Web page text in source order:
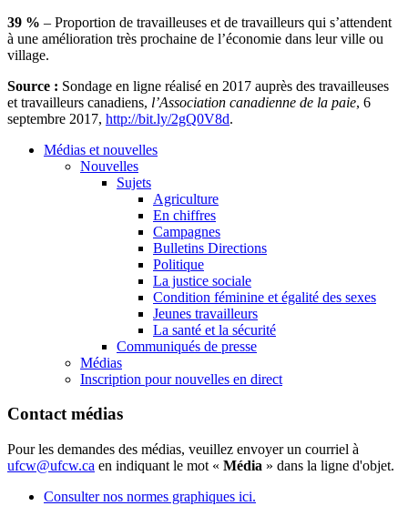
39 % – Proportion de travailleuses et de travailleurs qui s’attendent
à une amélioration très prochaine de l’économie dans leur ville ou
village.
Source : Sondage en ligne réalisé en 2017 auprès des travailleuses
et travailleurs canadiens, l’Association canadienne de la paie, 6
septembre 2017, http://bit.ly/2gQ0V8d.
Médias et nouvelles
Nouvelles
Sujets
Agriculture
En chiffres
Campagnes
Bulletins Directions
Politique
La justice sociale
Condition féminine et égalité des sexes
Jeunes travailleurs
La santé et la sécurité
Communiqués de presse
Médias
Inscription pour nouvelles en direct
Contact médias
Pour les demandes des médias, veuillez envoyer un courriel à
ufcw@ufcw.ca en indiquant le mot « Média » dans la ligne d'objet.
Consulter nos normes graphiques ici.